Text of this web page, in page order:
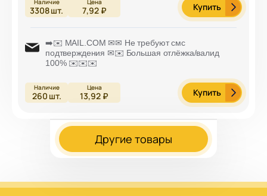
3308шт. 7,92 ₽ Купить
➡️✉️ MAIL.COM ✉✉ Не требуют смс
подтверждения ✉✉️ Большая отлёжка/валид
100% ✉️✉️✉️
260 шт. 13,92 ₽ Купить
Другие товары